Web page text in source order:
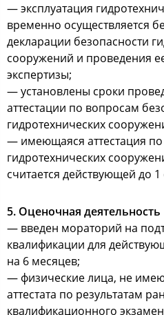
— эксплуатация
временно осуществляется
декларации безопасности
сооружений и проведения
экспертизы;
— установлены сроки
аттестации по вопросам
гидротехнических
— имеющаяся аттестация
гидротехнических
считается действующей до 1
5. Оценочная деятельность
— введен мораторий на
квалификации для
на 6 месяцев;
— физические лица, не
аттестата по результатам
квалификационного